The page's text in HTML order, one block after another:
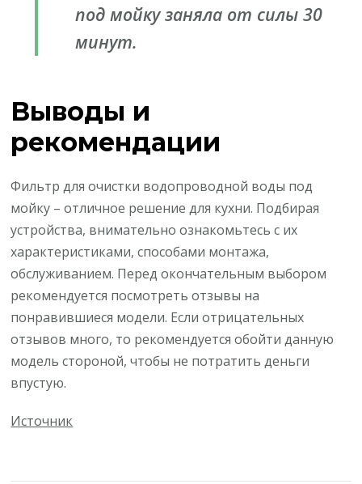
под мойку заняла от силы 30
минут.
Выводы и
рекомендации
Фильтр для очистки водопроводной воды под
мойку – отличное решение для кухни. Подбирая
устройства, внимательно ознакомьтесь с их
характеристиками, способами монтажа,
обслуживанием. Перед окончательным выбором
рекомендуется посмотреть отзывы на
понравившиеся модели. Если отрицательных
отзывов много, то рекомендуется обойти данную
модель стороной, чтобы не потратить деньги
впустую.
Источник